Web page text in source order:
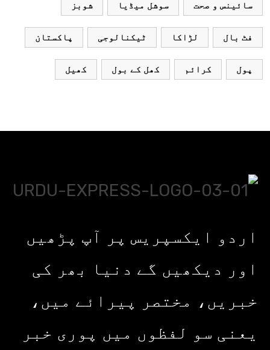
سائینس و صحت سوشل میڈیا شوبز
فٹ بال لڑاکا ٹیکنالوجی پاکستان
پول کرائم کھل کے بول کھیل
اردو ایکسپریس پر آپ پڑھیں
اور دیکھیں گے دنیا بھر کی
خبریں، مختصر پیرائے میں،
یعنی سو لفظوں میں پوری خبر